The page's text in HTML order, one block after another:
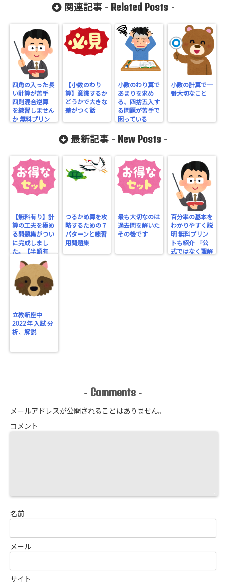
関連記事 - Related Posts-
四角の入った長
い計算が苦手
四則混合逆算
を練習しません
か 無料プリン
【小数のわり
算】意識するか
どうかで大きな
差がつく話
小数のわり算で
あまりを求め
る、四捨五入す
る問題が苦手で
困っている
小数の計算で一
番大切なこと
最新記事 - New Posts -
【無料有り】計
算の工夫を極め
る問題集がつい
に完成しまし
た。【半額有
り】
つるかめ算を攻
略するための７
パターンと練習
用問題集
最も大切なのは
過去問を解いた
その後です
百分率の基本を
わかりやすく説
明 無料プリン
トも紹介 『公
式ではなく理解
立教新座中
2022年 入試 分
析、解説
- Comments -
メールアドレスが公開されることはありません。
コメント
名前
メール
サイト